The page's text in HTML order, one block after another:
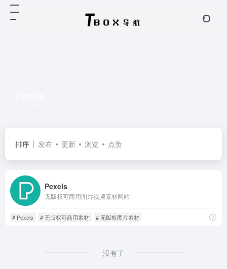
排序 发布 更新 浏览 点赞
Pexels
无版权可商用图片视频素材网站
# Pexels # 无版权可商用素材 # 无版权图片素材
没有了